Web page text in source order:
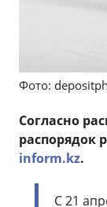
Фото:
Согласно
распорядок
inform.kz.
С 21